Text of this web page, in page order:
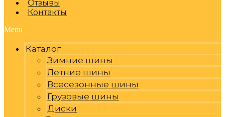
Отзывы
Контакты
Menu
Каталог
Зимние шины
Летние шины
Всесезонные шины
Грузовые шины
Диски